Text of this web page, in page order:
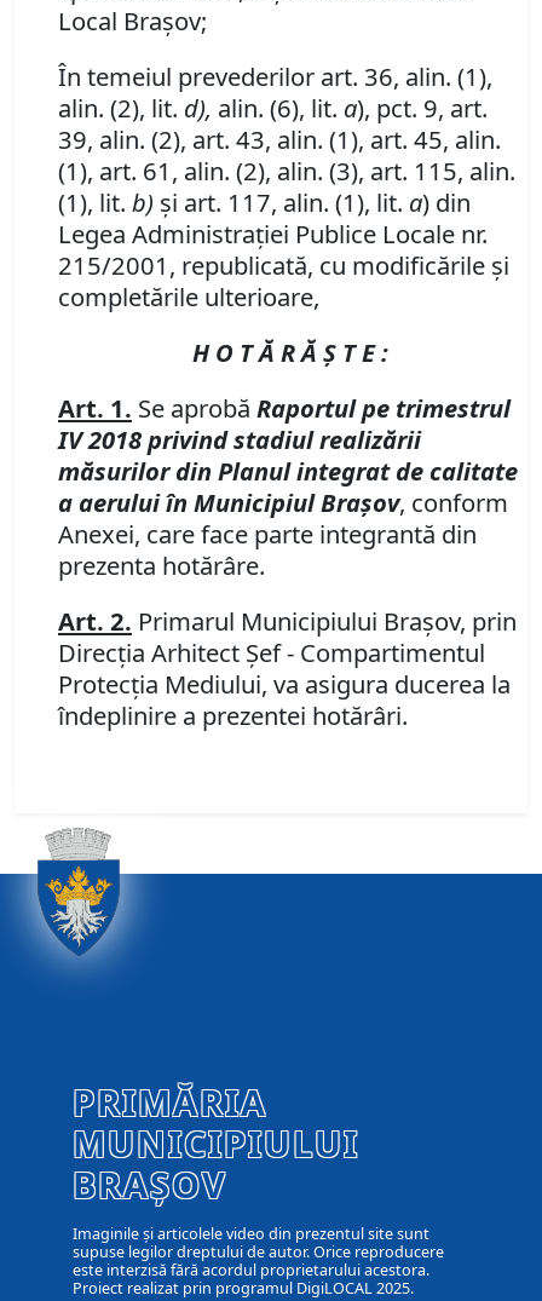
Local Braşov;
În temeiul prevederilor art. 36, alin. (1),
alin. (2), lit. d), alin. (6), lit. a), pct. 9, art.
39, alin. (2), art. 43, alin. (1), art. 45, alin.
(1), art. 61, alin. (2), alin. (3), art. 115, alin.
(1), lit. b) şi art. 117, alin. (1), lit. a) din
Legea Administraţiei Publice Locale nr.
215/2001, republicată, cu modificările şi
completările ulterioare,
H O T Ă R Ă Ş T E :
Art. 1. Se aprobă Raportul pe trimestrul
IV 2018 privind stadiul realizării
măsurilor din Planul integrat de calitate
a aerului în Municipiul Braşov, conform
Anexei, care face parte integrantă din
prezenta hotărâre.
Art. 2. Primarul Municipiului Braşov, prin
Direcţia Arhitect Şef - Compartimentul
Protecţia Mediului, va asigura ducerea la
îndeplinire a prezentei hotărâri.
PRIMĂRIA
MUNICIPIULUI
BRAȘOV
Imaginile și articolele video din prezentul site sunt
supuse legilor dreptului de autor. Orice reproducere
este interzisă fără acordul proprietarului acestora.
Proiect realizat prin programul DigiLOCAL 2025.